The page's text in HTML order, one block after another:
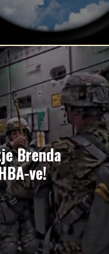
Brenda
ve!